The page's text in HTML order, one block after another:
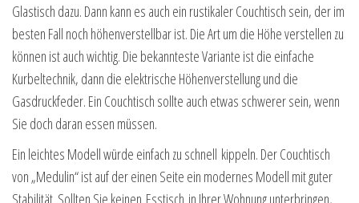
Glastisch dazu. Dann kann es auch ein rustikaler Couchtisch sein, der im
besten Fall noch höhenverstellbar ist. Die Art um die Höhe verstellen zu
können ist auch wichtig. Die bekannteste Variante ist die einfache
Kurbeltechnik, dann die elektrische Höhenverstellung und die
Gasdruckfeder. Ein Couchtisch sollte auch etwas schwerer sein, wenn
Sie doch daran essen müssen.
Ein leichtes Modell würde einfach zu schnell kippeln. Der Couchtisch
von „Medulin“ ist auf der einen Seite ein modernes Modell mit guter
Stabilität. Sollten Sie keinen Esstisch in Ihrer Wohnung unterbringen,